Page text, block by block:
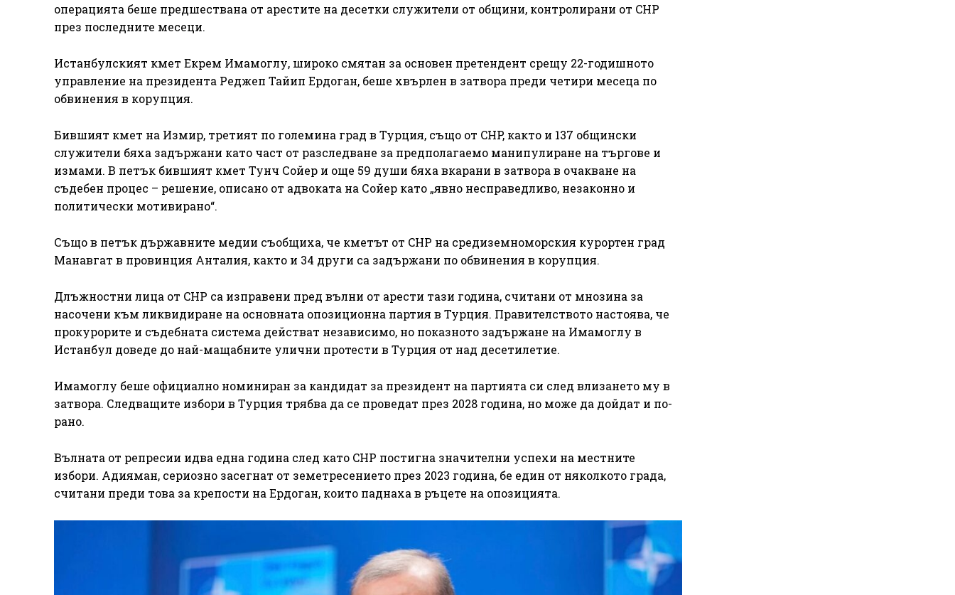
операцията беше предшествана от арестите на десетки служители от общини, контролирани от CHP
през последните месеци.
Истанбулският кмет Екрем Имамоглу, широко смятан за основен претендент срещу 22-годишното
управление на президента Реджеп Тайип Ердоган, беше хвърлен в затвора преди четири месеца по
обвинения в корупция.
Бившият кмет на Измир, третият по големина град в Турция, също от CHP, както и 137 общински
служители бяха задържани като част от разследване за предполагаемо манипулиране на търгове и
измами. В петък бившият кмет Тунч Сойер и още 59 души бяха вкарани в затвора в очакване на
съдебен процес – решение, описано от адвоката на Сойер като „явно несправедливо, незаконно и
политически мотивирано“.
Също в петък държавните медии съобщиха, че кметът от CHP на средиземноморския курортен град
Манавгат в провинция Анталия, както и 34 други са задържани по обвинения в корупция.
Длъжностни лица от CHP са изправени пред вълни от арести тази година, считани от мнозина за
насочени към ликвидиране на основната опозиционна партия в Турция. Правителството настоява, че
прокурорите и съдебната система действат независимо, но показното задържане на Имамоглу в
Истанбул доведе до най-мащабните улични протести в Турция от над десетилетие.
Имамоглу беше официално номиниран за кандидат за президент на партията си след влизането му в
затвора. Следващите избори в Турция трябва да се проведат през 2028 година, но може да дойдат и по-
рано.
Вълната от репресии идва една година след като CHP постигна значителни успехи на местните
избори. Адияман, сериозно засегнат от земетресението през 2023 година, бе един от няколкото града,
считани преди това за крепости на Ердоган, които паднаха в ръцете на опозицията.